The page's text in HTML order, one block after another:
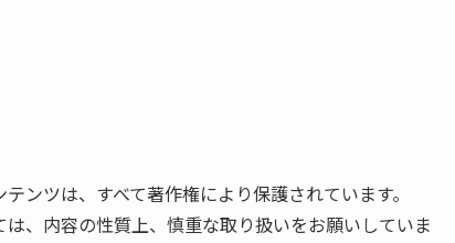
ンツは、すべて著作権により保護されています。
、内容の性質上、慎重な取り扱いをお願いしていま